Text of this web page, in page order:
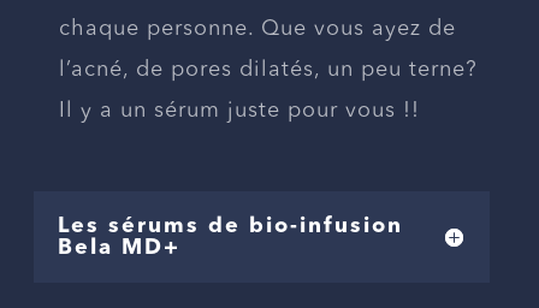
chaque personne. Que vous ayez de
l’acné, de pores dilatés, un peu terne?
Il y a un sérum juste pour vous !!
Les sérums de bio-infusion
Bela MD+